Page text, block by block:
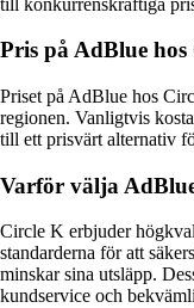
Pris på AdBlue
Priset på AdBlue hos
regionen. Vanligtvis
till ett prisvärt alternativ
Varför välja
Circle K erbjuder
standarderna för att
minskar sina utsläpp.
kundservice och